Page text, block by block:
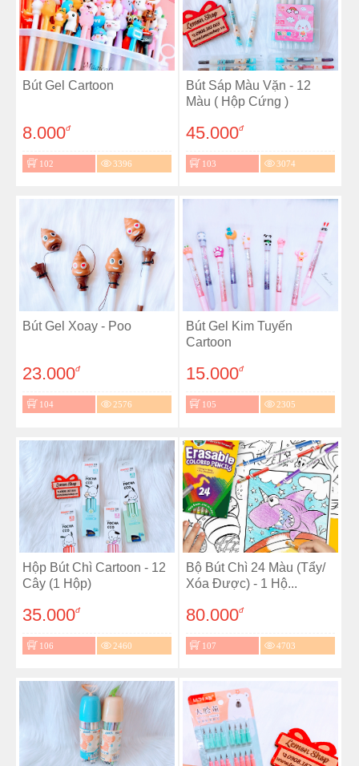
Bút Gel Cartoon
8.000đ
102 3396
Bút Sáp Màu Vặn - 12
Màu ( Hộp Cứng )
45.000đ
103 3074
Bút Gel Xoay - Poo
23.000đ
104 2576
Bút Gel Kim Tuyến
Cartoon
15.000đ
105 2305
Hộp Bút Chì Cartoon - 12
Cây (1 Hộp)
35.000đ
106 2460
Bộ Bút Chì 24 Màu (Tẩy/
Xóa Được) - 1 Hộ...
80.000đ
107 4703